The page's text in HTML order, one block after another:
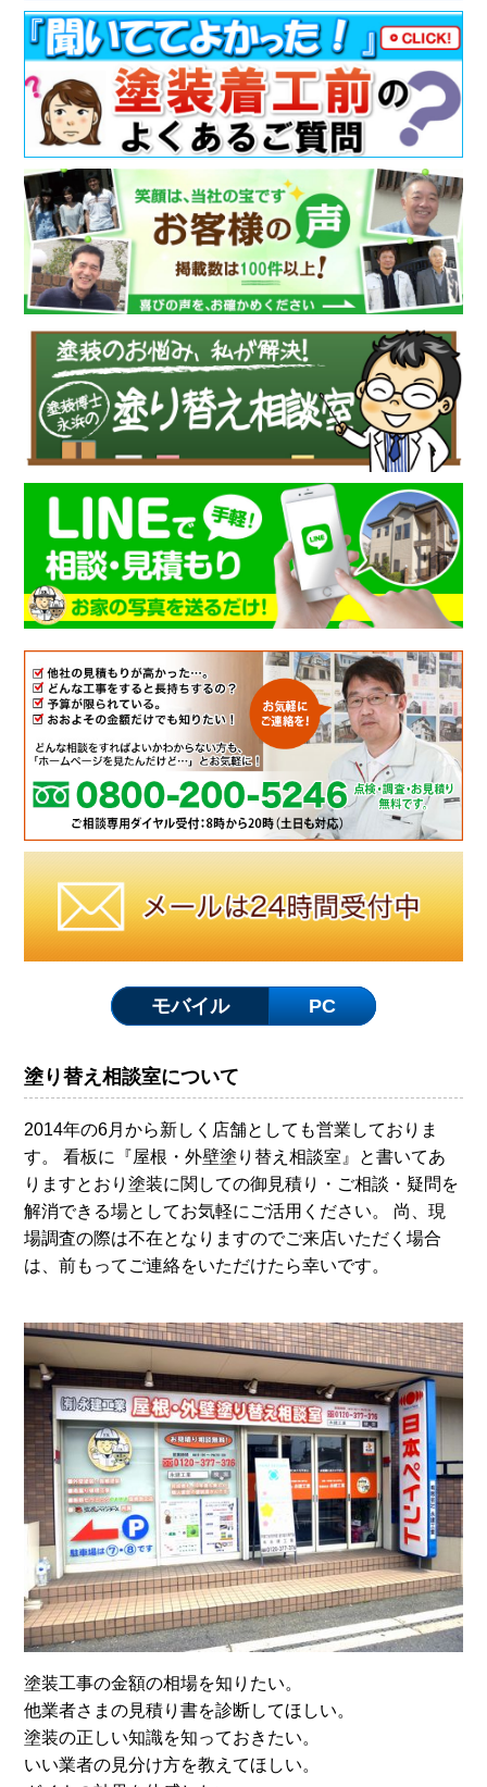
モバイル PC
塗り替え相談室について
2014年の6月から新しく店舗としても営業しておりま
す。 看板に『屋根・外壁塗り替え相談室』と書いてあ
りますとおり塗装に関しての御見積り・ご相談・疑問を
解消できる場としてお気軽にご活用ください。 尚、現
場調査の際は不在となりますのでご来店いただく場合
は、前もってご連絡をいただけたら幸いです。
塗装工事の金額の相場を知りたい。
他業者さまの見積り書を診断してほしい。
塗装の正しい知識を知っておきたい。
いい業者の見分け方を教えてほしい。